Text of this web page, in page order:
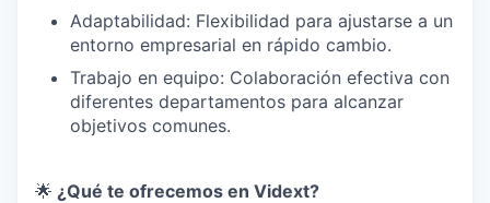
Adaptabilidad: Flexibilidad para ajustarse a un
entorno empresarial en rápido cambio.
Trabajo en equipo: Colaboración efectiva con
diferentes departamentos para alcanzar
objetivos comunes.
🌟 ¿Qué te ofrecemos en Vidext?